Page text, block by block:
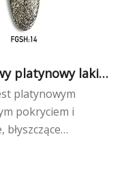
platynowy lakier
platynowym
pokryciem i